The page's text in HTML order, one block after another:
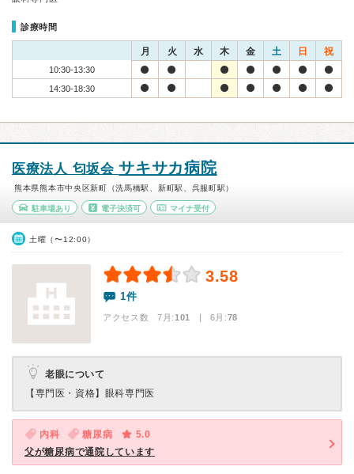
診療時間
月 火 水 木 金 土 日 祝
10:30-13:30
14:30-18:30
医療法人 匂坂会サキサカ病院
熊本県熊本市中央区新町（洗馬橋駅、新町駅、呉服町駅）
駐車場あり 電子決済可 マイナ受付
土曜（〜12:00）
3.58
1件
アクセス数 7月:101 | 6月:78
老眼について
【専門医・資格】 眼科専門医
内科 糖尿病
5.0
父が糖尿病で通院しています